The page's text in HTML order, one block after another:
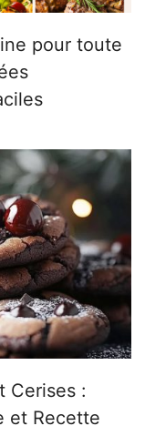
pour toute
Cerises :
et Recette